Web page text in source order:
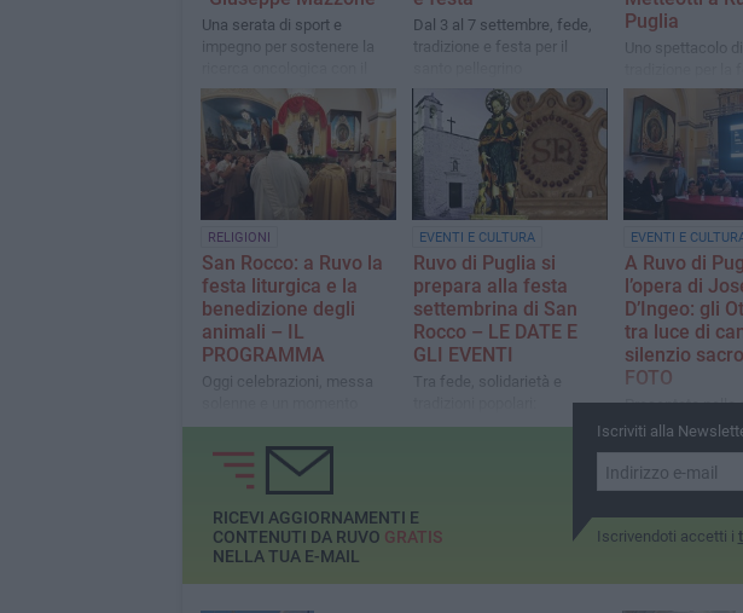
Una serata di sport e
impegno per sostenere la
ricordo di Giuseppe
Mazzone di Ruvo di Puglia
Dal 3 al 7 settembre, fede,
tradizione e festa per il
Puglia
Uno spettacolo
esterna di san
RELIGIONI
San Rocco: a Ruvo la
festa liturgica e la
benedizione degli
animali – IL
PROGRAMMA
Oggi celebrazioni, messa
speciale dedicato agli amici
a quattro zampe
EVENTI E CULTURA
Ruvo di Puglia si
prepara alla festa
settembrina di San
Rocco – LE DATE E
GLI EVENTI
Tra fede, solidarietà e
donazione straordinaria e
EVENTI E
A Ruvo di
l’opera di
D’Ingeo: gli
tra luce di
silenzio
FOTO
Presentato nella
San Rocco “Tra
nel mistero della
Santa
Iscriviti alla
Iscrivendoti accetti i
RICEVI AGGIORNAMENTI E
CONTENUTI DA RUVO GRATIS
NELLA TUA E-MAIL